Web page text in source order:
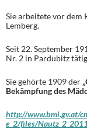
Sie arbeitete vor dem
Lemberg.
Seit 22. September
Nr. 2 in Pardubitz
Sie gehörte 1909 der
Bekämpfung des
http://www.bmi.gv.at/
e_2/files/